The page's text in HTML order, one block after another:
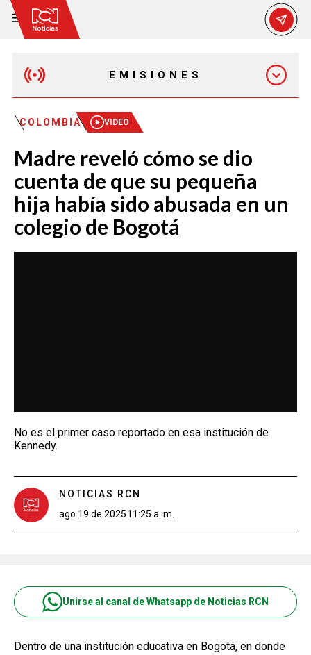
EMISIONES
MAÑANA EXPRESS
EMISIÓN 12:30 PM
EMISIÓN 7:00 PM
EMISIÓN 11:30 PM
COLOMBIA VIDEO
Madre reveló cómo se dio
cuenta de que su pequeña
hija había sido abusada en un
colegio de Bogotá
No es el primer caso reportado en esa institución de
Kennedy.
NOTICIAS RCN
ago 19 de 202511:25 a. m.
Unirse al canal de Whatsapp de Noticias RCN
Dentro de una institución educativa en Bogotá, en donde